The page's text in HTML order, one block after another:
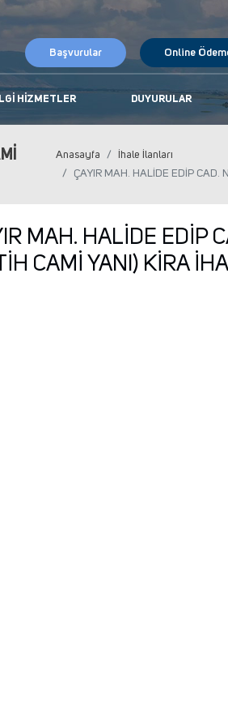
Başvurular Online
HIZMETLER DUYURULAR
Anasayfa
İhale İlanları
ÇAYIR MAH. HALİDE EDİP CAD.
MAH. HALİDE EDİP
CAMİ YANI) KİRA